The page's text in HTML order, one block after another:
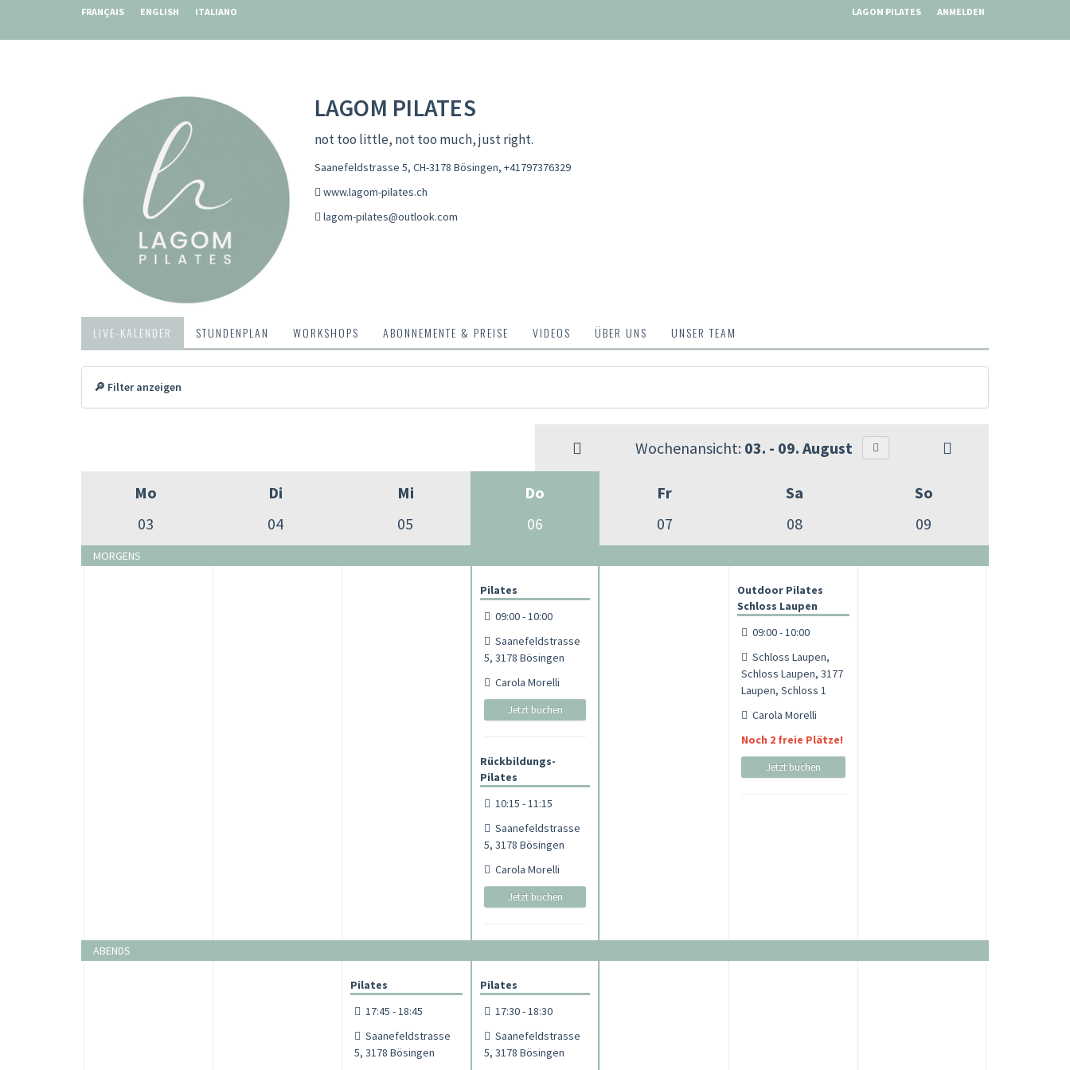
FRANÇAIS ENGLISH ITALIANO LAGOM PILATES ANMELDEN
LAGOM PILATES
not too little, not too much, just right.
Saanefeldstrasse 5, CH-3178 Bösingen, +41797376329
www.lagom-pilates.ch
lagom-pilates@outlook.com
LIVE-KALENDER STUNDENPLAN WORKSHOPS ABONNEMENTE & PREISE VIDEOS ÜBER UNS UNSER TEAM
🔎 Filter anzeigen
Wochenansicht: 03. - 09. August
Mo
03
Di
04
Mi
05
Do
06
Fr
07
Sa
08
So
09
MORGENS
Pilates
09:00 - 10:00
Saanefeldstrasse
5, 3178 Bösingen
Carola Morelli
Jetzt buchen
Rückbildungs-
Pilates
10:15 - 11:15
Saanefeldstrasse
5, 3178 Bösingen
Carola Morelli
Jetzt buchen
Outdoor Pilates
Schloss Laupen
09:00 - 10:00
Schloss Laupen,
Schloss Laupen, 3177
Laupen, Schloss 1
Carola Morelli
Noch 2 freie Plätze!
Jetzt buchen
ABENDS
Pilates
17:45 - 18:45
Saanefeldstrasse
5, 3178 Bösingen
Pilates
17:30 - 18:30
Saanefeldstrasse
5, 3178 Bösingen